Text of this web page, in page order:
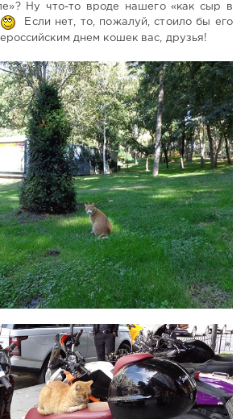
Ну что-то вроде нашего «как сыр в
Если нет, то, пожалуй, стоило бы его
днем кошек вас, друзья!